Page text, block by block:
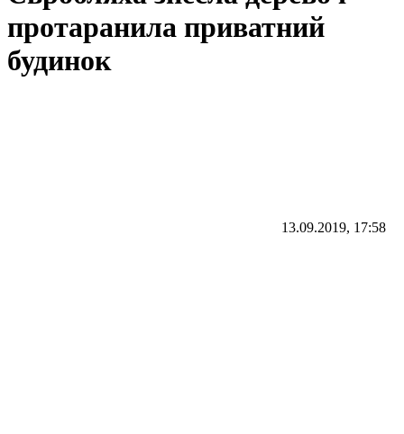
протаранила приватний
будинок
13.09.2019, 17:58